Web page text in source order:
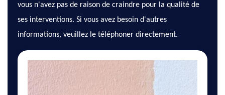
vous n'avez pas de raison de craindre pour la qualité de
ses interventions. Si vous avez besoin d'autres
informations, veuillez le téléphoner directement.